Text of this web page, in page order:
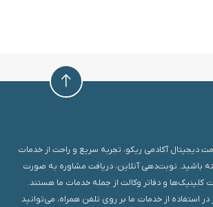
دیجیتال آکادمی ریکو، تجربه سریع و راحت از خدمات
باشید. نوبت‌دهی آنلاین، دریافت مشاوره به صورت
کلینیک‌ها و دفاتر وکالت از جمله خدمات ما هستند.
استفاده از خدمات ما بر روی تلفن همراه، می‌توانید